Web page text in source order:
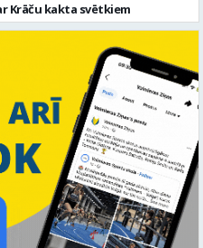
Krāču kakta svētkiem